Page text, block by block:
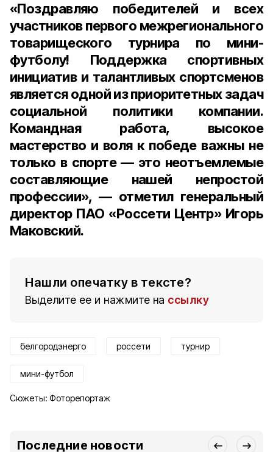
«Поздравляю победителей и всех
участников первого межрегионального
товарищеского турнира по мини-
футболу! Поддержка спортивных
инициатив и талантливых спортсменов
является одной из приоритетных задач
социальной политики компании.
Командная работа, высокое
мастерство и воля к победе важны не
только в спорте — это неотъемлемые
составляющие нашей непростой
профессии», — отметил генеральный
директор ПАО «Россети Центр» Игорь
Маковский.
Нашли опечатку в тексте?
Выделите ее и нажмите на ссылку
белгородэнерго россети турнир
мини-футбол
Сюжеты: Фоторепортаж
Последние новости